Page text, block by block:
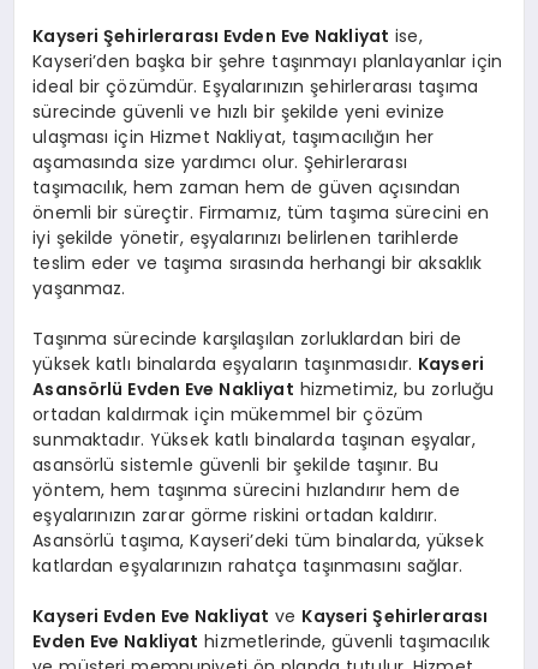
Kayseri Şehirlerarası Evden Eve Nakliyat ise,
Kayseri’den başka bir şehre taşınmayı planlayanlar için
ideal bir çözümdür. Eşyalarınızın şehirlerarası taşıma
sürecinde güvenli ve hızlı bir şekilde yeni evinize
ulaşması için Hizmet Nakliyat, taşımacılığın her
aşamasında size yardımcı olur. Şehirlerarası
taşımacılık, hem zaman hem de güven açısından
önemli bir süreçtir. Firmamız, tüm taşıma sürecini en
iyi şekilde yönetir, eşyalarınızı belirlenen tarihlerde
teslim eder ve taşıma sırasında herhangi bir aksaklık
yaşanmaz.
Taşınma sürecinde karşılaşılan zorluklardan biri de
yüksek katlı binalarda eşyaların taşınmasıdır. Kayseri
Asansörlü Evden Eve Nakliyat hizmetimiz, bu zorluğu
ortadan kaldırmak için mükemmel bir çözüm
sunmaktadır. Yüksek katlı binalarda taşınan eşyalar,
asansörlü sistemle güvenli bir şekilde taşınır. Bu
yöntem, hem taşınma sürecini hızlandırır hem de
eşyalarınızın zarar görme riskini ortadan kaldırır.
Asansörlü taşıma, Kayseri’deki tüm binalarda, yüksek
katlardan eşyalarınızın rahatça taşınmasını sağlar.
Kayseri Evden Eve Nakliyat ve Kayseri Şehirlerarası
Evden Eve Nakliyat hizmetlerinde, güvenli taşımacılık